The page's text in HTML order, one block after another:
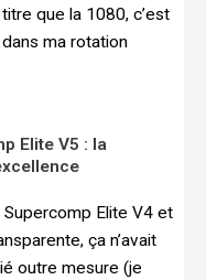
que la 1080, c’est
ma rotation
Elite V5 : la
Elite V4 et
ça n’avait
outre mesure (je